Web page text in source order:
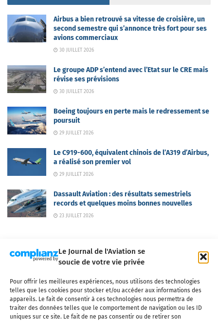
Le Journal de l'Aviation se
soucie de votre vie privée
Pour offrir les meilleures expériences, nous utilisons des technologies
telles que les cookies pour stocker et/ou accéder aux informations des
appareils. Le fait de consentir à ces technologies nous permettra de
traiter des données telles que le comportement de navigation ou les ID
uniques sur ce site. Le fait de ne pas consentir ou de retirer son
Airbus a bien retrouvé sa vitesse de croisière, un
second semestre qui s’annonce très fort pour ses
avions commerciaux
30 JUILLET 2026
Le groupe ADP s’entend avec l’Etat sur le CRE mais
révise ses prévisions
30 JUILLET 2026
Boeing toujours en perte mais le redressement se
poursuit
29 JUILLET 2026
Le C919-600, équivalent chinois de l’A319 d’Airbus,
a réalisé son premier vol
29 JUILLET 2026
Dassault Aviation : des résultats semestriels
records et quelques moins bonnes nouvelles
23 JUILLET 2026
Qui sommes-nous ? Nous contacter
Partenaires
Mentions légales
CGV Politique de confidentialité Cookies